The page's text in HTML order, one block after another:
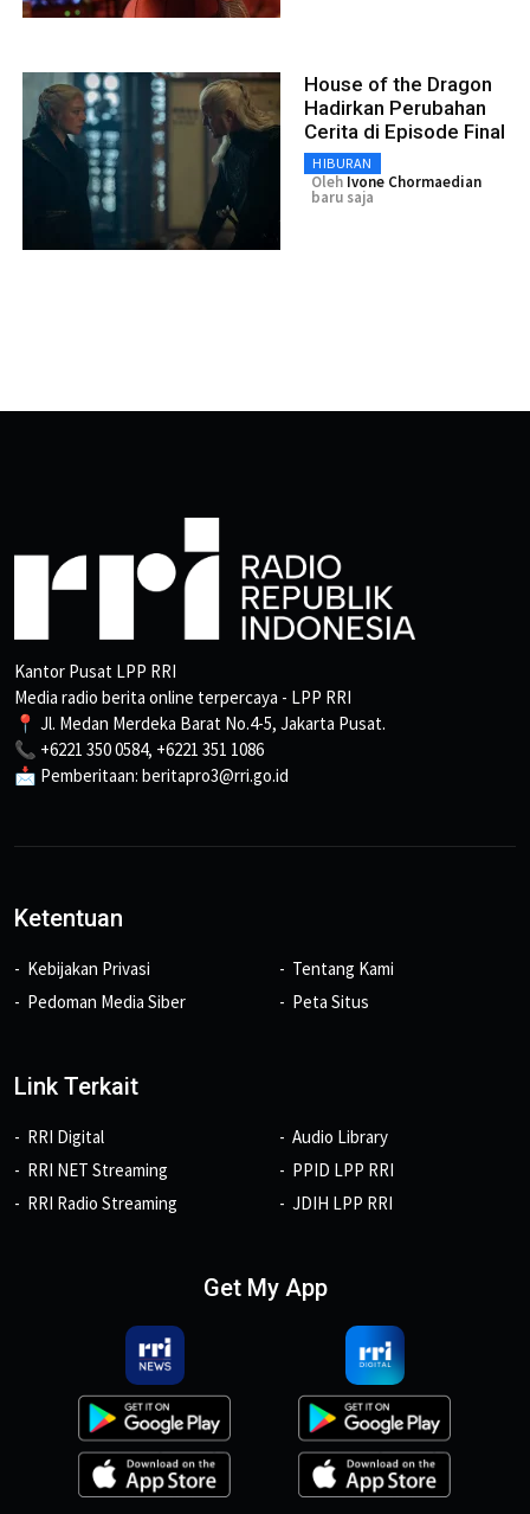
House of the Dragon
Hadirkan Perubahan
Cerita di Episode Final
HIBURAN
Oleh Ivone Chormaedian
baru saja
Kantor Pusat LPP RRI
Media radio berita online terpercaya - LPP RRI
📍 Jl. Medan Merdeka Barat No.4-5, Jakarta Pusat.
📞 +6221 350 0584, +6221 351 1086
📩 Pemberitaan: beritapro3@rri.go.id
Ketentuan
Kebijakan Privasi
Pedoman Media Siber
Tentang Kami
Peta Situs
Link Terkait
RRI Digital
RRI NET Streaming
RRI Radio Streaming
Audio Library
PPID LPP RRI
JDIH LPP RRI
Get My App